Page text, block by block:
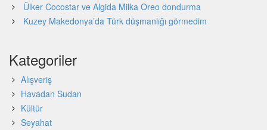
Ülker Cocostar ve Algida Milka Oreo dondurma
Kuzey Makedonya’da Türk düşmanlığı görmedim
Kategoriler
Alışveriş
Havadan Sudan
Kültür
Seyahat